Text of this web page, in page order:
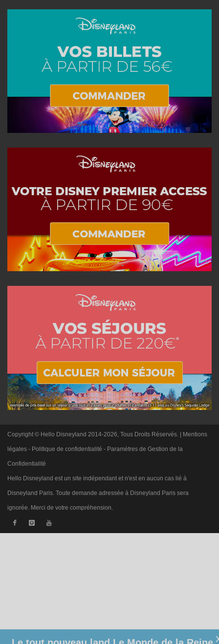
Copyright © Hello Disneyland 2014-2026, Tous Droits Réservés. | Mentions
légales - Politique de confidentialité - Paramètres de Gestion de la
Confidentialité
Hello Disneyland est un site indépendant et n'est en aucun cas lié à
Disneyland Paris. Toute demande adressée à Disneyland Paris sera
ignorée. Merci de votre compréhension.